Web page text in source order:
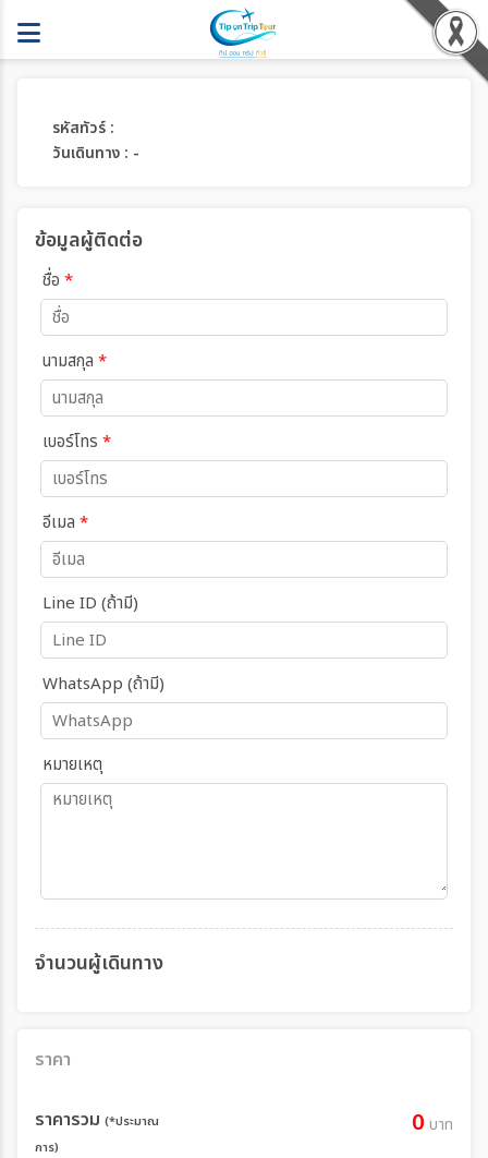
รหัสทัวร์ :
วันเดินทาง : -
ข้อมูลผู้ติดต่อ
ชื่อ *
นามสกุล *
เบอร์โทร *
อีเมล *
Line ID (ถ้ามี)
WhatsApp (ถ้ามี)
หมายเหตุ
จำนวนผู้เดินทาง
ราคา
ราคารวม (*ประมาณ
การ)
0 บาท